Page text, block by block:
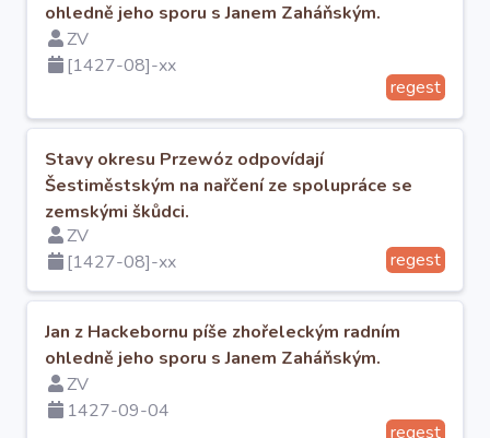
Autoři
ohledně jeho sporu s Janem Zaháňským.
ZV
[1427-08]-xx
regest
Stavy okresu Przewóz odpovídají
Šestiměstským na nařčení ze spolupráce se
zemskými škůdci.
ZV
[1427-08]-xx
regest
Jan z Hackebornu píše zhořeleckým radním
ohledně jeho sporu s Janem Zaháňským.
ZV
1427-09-04
regest